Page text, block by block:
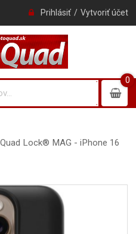
Prihlásiť Vytvoriť účet
0
0item